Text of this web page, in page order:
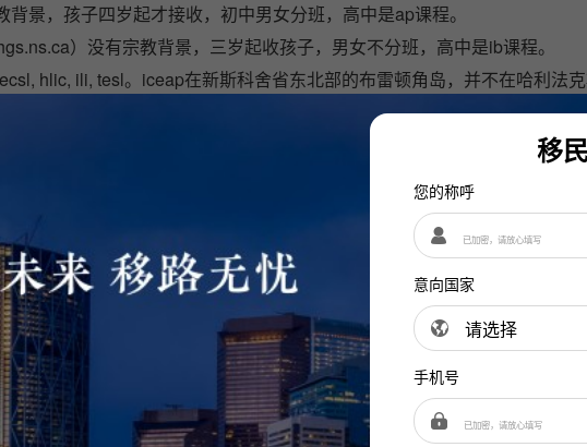
移
您的称呼
意向国家
手机号
景，孩子四岁起才接收，初中男女分班，高中是ap课程。
）没有宗教背景，三岁起收孩子，男女不分班，高中是ib课程。
hlic, ili, tesl。iceap在新斯科舍省东北部的布雷顿角岛，并不在哈利法克
相关资格证书，都是以考级为主要语言考核手段，你可以同时考雅思和托
程）和ubp（大学桥梁课程）。其中ecsl有雅思考试中心。雅思5.5以上
都不一样，有的学校松一点，学生容易通过语言上大学；有的学校严格一
学生虽然很快通过语言学习上大学，但是大学课程跟不上，多门课faile，
然因为多读了几期语言，但是英语基础较好，大学课程上得比较顺利，
，最终回归平淡是过来人说了很久的道理。平淡的生活莫过于身体健康，
停留。慢节奏地生活每一天。